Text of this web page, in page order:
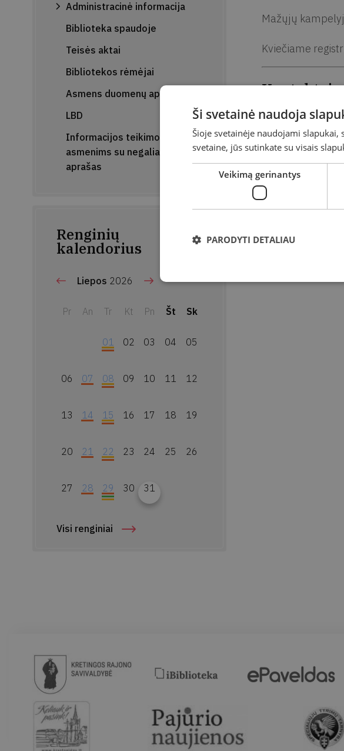
Administracinė informacija
Biblioteka spaudoje
Teisės aktai
Bibliotekos rėmėjai
Asmens duomenų apsauga
LBD
Informacijos teikimo
asmenims su negalia tvarkos
aprašas
Renginių
kalendorius
Liepos 2026
Pr An Tr Kt Pn Št Sk
01 02 03 04 05
06 07 08 09 10 11 12
13 14 15 16 17 18 19
20 21 22 23 24 25 26
27 28 29 30 31
Visi renginiai
Mažųjų
Kviečiame
Kontaktai
Simona
Vyresn.
vaikais
Ši svetainė naudoja
Šioje svetainėje naudojami
svetaine, jūs sutinkate su visais
Veikimą gerinantys
PARODYTI DETALIAU